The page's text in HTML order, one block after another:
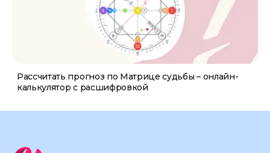
Рассчитать прогноз по Матрице судьбы – онлайн-
калькулятор с расшифровкой